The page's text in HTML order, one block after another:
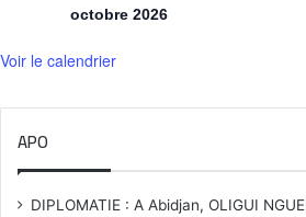
octobre 2026
Voir le calendrier
APO
DIPLOMATIE : A Abidjan, OLIGUI